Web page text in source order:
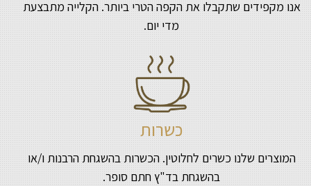
אנו מקפידים שתקבלו את הקפה הטרי ביותר. הקלייה מתבצעת
מדי יום.
כשרות
המוצרים שלנו כשרים לחלוטין. הכשרות בהשגחת הרבנות ו/או
בהשגחת בד"ץ חתם סופר.